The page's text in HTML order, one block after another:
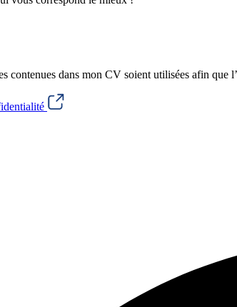
contenues dans mon CV soient utilisées afin